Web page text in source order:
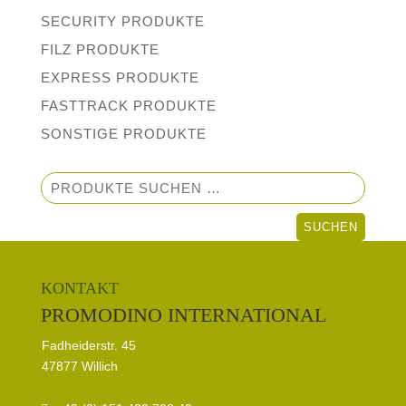
SECURITY PRODUKTE
FILZ PRODUKTE
EXPRESS PRODUKTE
FASTTRACK PRODUKTE
SONSTIGE PRODUKTE
Suchen
nach:
SUCHEN
KONTAKT
PROMODINO INTERNATIONAL
Fadheiderstr. 45
47877 Willich